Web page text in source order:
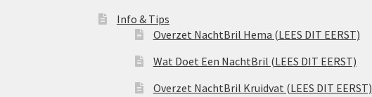
Info & Tips
Overzet NachtBril Hema (LEES DIT EERST)
Wat Doet Een NachtBril (LEES DIT EERST)
Overzet NachtBril Kruidvat (LEES DIT EERST)